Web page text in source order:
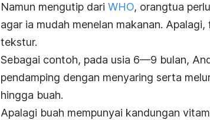
Namun mengutip dari WHO, orangtua
agar ia mudah menelan makanan.
tekstur.
Sebagai contoh, pada usia 6—9 bulan,
pendamping dengan menyaring serta
hingga buah.
Apalagi buah mempunyai kandungan